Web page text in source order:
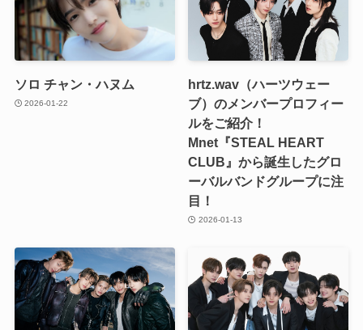
ソロ チャン・ハヌム
2026-01-22
hrtz.wav（ハーツウェー
ブ）のメンバープロフィー
ルをご紹介！
Mnet『STEAL HEART
CLUB』から誕生したグロ
ーバルバンドグループに注
目！
2026-01-13